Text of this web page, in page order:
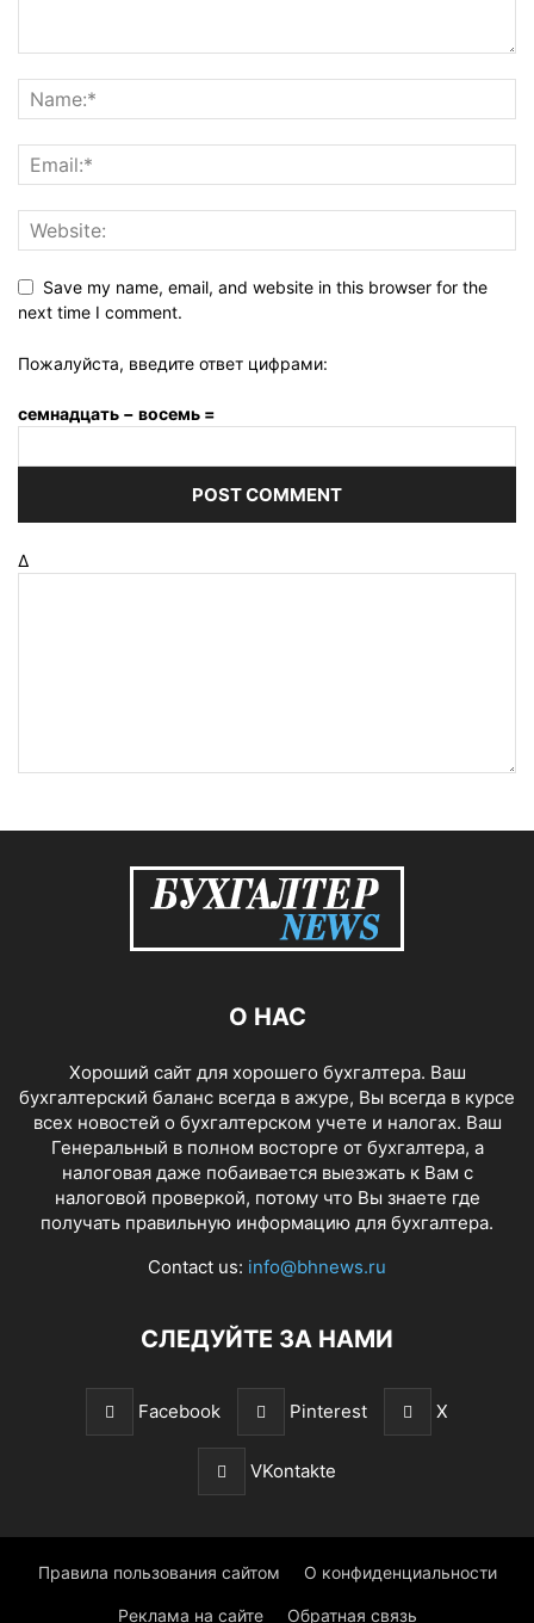
Save my name, email, and website in this browser for the
next time I comment.
Пожалуйста, введите ответ цифрами:
семнадцать − восемь =
Δ
О НАС
Хороший сайт для хорошего бухгалтера. Ваш
бухгалтерский баланс всегда в ажуре, Вы всегда в курсе
всех новостей о бухгалтерском учете и налогах. Ваш
Генеральный в полном восторге от бухгалтера, а
налоговая даже побаивается выезжать к Вам с
налоговой проверкой, потому что Вы знаете где
получать правильную информацию для бухгалтера.
Contact us: info@bhnews.ru
СЛЕДУЙТЕ ЗА НАМИ
Facebook Pinterest X
VKontakte
Правила пользования сайтом О конфиденциальности
Реклама на сайте Обратная связь